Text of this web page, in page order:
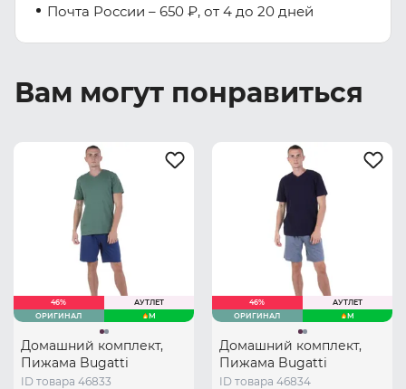
Почта России – 650 ₽, от 4 до 20 дней
Вам могут понравиться
46%
АУТЛЕТ
ОРИГИНАЛ
M
Домашний комплект,
Пижама Bugatti
ID товара 46833
46%
АУТЛЕТ
ОРИГИНАЛ
M
Домашний комплект,
Пижама Bugatti
ID товара 46834